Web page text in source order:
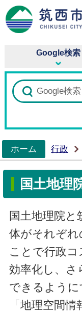
Google検索
ホーム
行政
国土地理
国土地理院と
体がそれぞれ
ことで行政コ
効率化し、さ
できるように
「地理空間